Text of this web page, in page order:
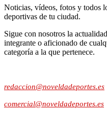
Noticias, vídeos, fotos y todos
deportivas de tu ciudad.
Sigue con nosotros la
integrante o aficionado de
categoría a la que pertenece.
redaccion@noveldadeportes.es
comercial@noveldadeportes.es